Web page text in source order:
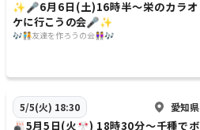
✨️🎤6月6日(土)16時半〜栄のカラオ
ケに行こうの会🎤✨️
🎶🧑‍🤝‍🧑友達を作ろうの会👭🎶
5/5(火) 18:30 愛知県
🎳5月5日(火🎌) 18時30分〜千種でボ